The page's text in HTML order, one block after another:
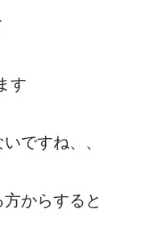
す
ですね、、
からすると